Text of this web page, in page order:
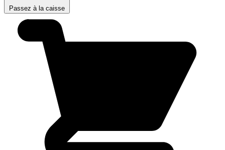
Passez à la caisse